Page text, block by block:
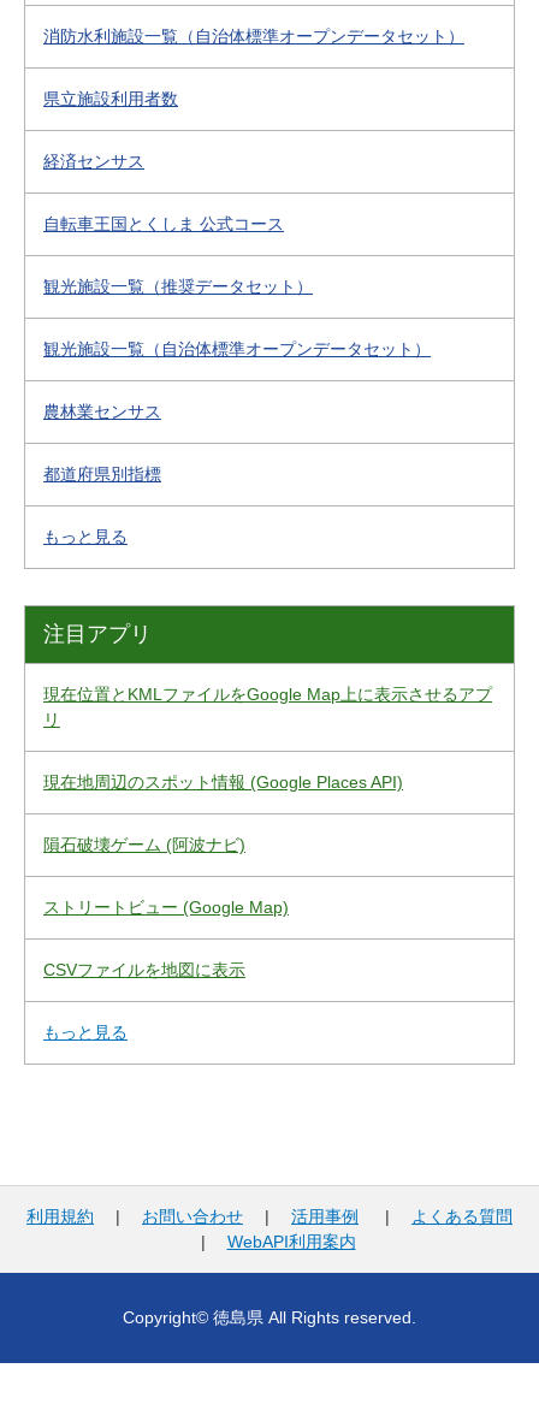
消防水利施設一覧（自治体標準オープンデータセット）
県立施設利用者数
経済センサス
自転車王国とくしま 公式コース
観光施設一覧（推奨データセット）
観光施設一覧（自治体標準オープンデータセット）
農林業センサス
都道府県別指標
もっと見る
注目アプリ
現在位置とKMLファイルをGoogle Map上に表示させるアプ
リ
現在地周辺のスポット情報 (Google Places API)
隕石破壊ゲーム (阿波ナビ)
ストリートビュー (Google Map)
CSVファイルを地図に表示
もっと見る
利用規約 | お問い合わせ | 活用事例 |
よくある質問
| WebAPI利用案内
Copyright© 徳島県 All Rights reserved.